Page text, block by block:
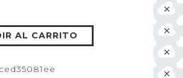
AL CARRITO